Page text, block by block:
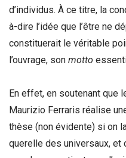
d’individus. À ce titre, la
à-dire l’idée que l’être ne
constituerait le véritable
l’ouvrage, son motto
En effet, en soutenant que
Maurizio Ferraris réalise
thèse (non évidente) si on
querelle des universaux, et